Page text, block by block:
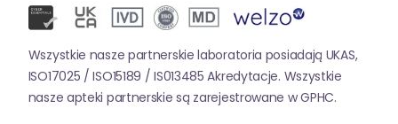
Wszystkie nasze partnerskie laboratoria posiadają UKAS,
ISO17025 / ISO15189 / IS013485 Akredytacje. Wszystkie
nasze apteki partnerskie są zarejestrowane w GPHC.